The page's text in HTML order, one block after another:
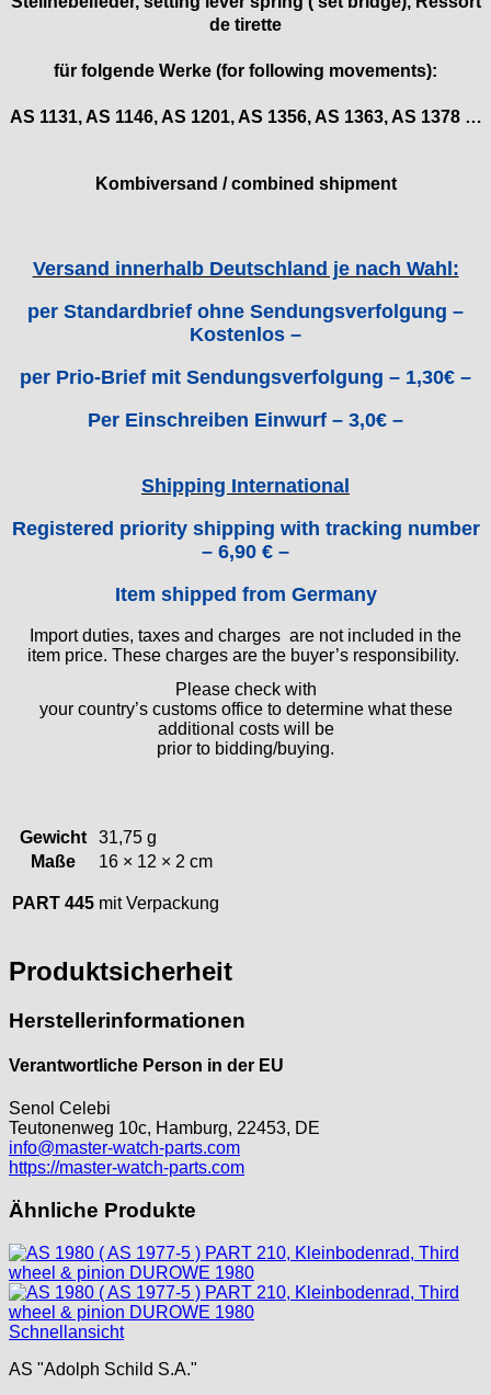
Emes
EUW
Favor
GUBA
HF Bauer
Junghans
Kienzle
Lanco
MSR
Peseux
RL „Ronda"
Unitas
de tirette
für folgende Werke (for following movements):
AS 1131, AS 1146, AS 1201, AS 1356, AS 1363, AS 1378 …
Kombiversand / combined shipment
Versand innerhalb Deutschland je nach Wahl:
per Standardbrief ohne Sendungsverfolgung –
Kostenlos –
per Prio-Brief mit Sendungsverfolgung – 1,30€ –
Per Einschreiben Einwurf – 3,0€ –
Shipping International
Registered priority shipping with tracking number
– 6,90 € –
Item shipped from Germany
Import duties, taxes and charges are not included in the
item price. These charges are the buyer’s responsibility.
Please check with
your country’s customs office to determine what these
additional costs will be
prior to bidding/buying.
Gewicht
31,75 g
Maße
16 × 12 × 2 cm
PART 445 mit Verpackung
Produktsicherheit
Herstellerinformationen
Verantwortliche Person in der EU
Senol Celebi
Teutonenweg 10c, Hamburg, 22453, DE
info@master-watch-parts.com
https://master-watch-parts.com
Ähnliche Produkte
Schnellansicht
AS "Adolph Schild S.A."